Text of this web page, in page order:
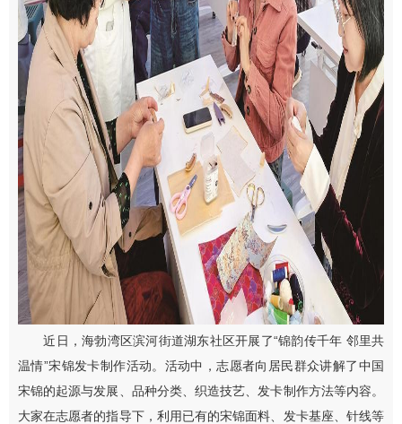
近日，海勃湾区滨河街道湖东社区开展了“锦韵传千年 邻里共
温情”宋锦发卡制作活动。活动中，志愿者向居民群众讲解了中国
宋锦的起源与发展、品种分类、织造技艺、发卡制作方法等内容。
大家在志愿者的指导下，利用已有的宋锦面料、发卡基座、针线等